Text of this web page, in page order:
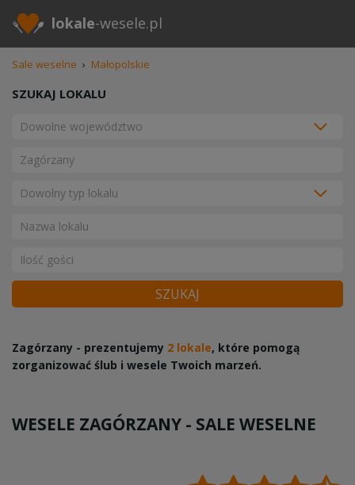
lokale-wesele.pl
Sale weselne › Małopolskie
SZUKAJ LOKALU
SZUKAJ
Zagórzany - prezentujemy 2 lokale, które pomogą
zorganizować ślub i wesele Twoich marzeń.
WESELE ZAGÓRZANY - SALE WESELNE